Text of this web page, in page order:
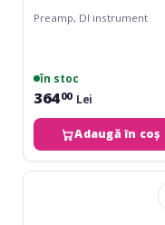
Preamp, DI instrument
în stoc
36400 Lei
Adaugă în coș
Triton